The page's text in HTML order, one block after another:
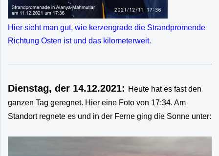
Hier sieht man gut, wie kerzengrade die Strandpromende
Richtung Osten ist und das kilometerweit.
Dienstag, der 14.12.2021: Heute hat es fast den
ganzen Tag geregnet. Hier eine Foto von 17:34. Am
Standort regnete es und in der Ferne ging die Sonne unter: